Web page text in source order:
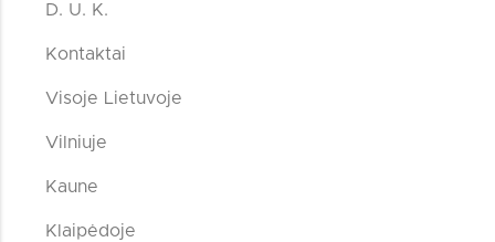
D. U. K.
Kontaktai
Visoje Lietuvoje
Vilniuje
Kaune
Klaipėdoje